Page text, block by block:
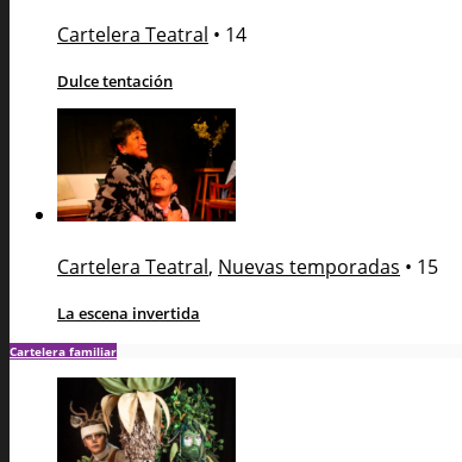
Cartelera Teatral • 14
Dulce tentación
Cartelera Teatral, Nuevas temporadas • 15
La escena invertida
Cartelera familiar